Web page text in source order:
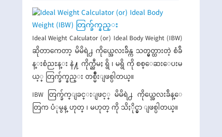
Ideal Weight Calculator (or) Ideal Body Weight (IBW)
ဆိုတာကေတာ့ မိမိရဲ႕ ကိုယ္အေလးခ်ိန္က သတ္မွတ္ထားတဲ့ စံခ်ိ
န္းစံညႊန္း နဲ႔ ကိုက္ညီမႈ ရွိ ၊ မရွိ ကို စစ္ေဆးေပးမ
ယ့္ တြက္ခ်က္နည္း တစ္မ်ိဳးျဖစ္ပါတယ္။
IBW တြက္ခ်က္ျခင္းျဖင့္ မိမိရဲ႕ ကိုယ္အေလးခ်ိန္ေ
တြက ပံုမွန္ ဟုတ္ ၊ မဟုတ္ ကို သိႏိုင္မွာ ျဖစ္ပါတယ္။